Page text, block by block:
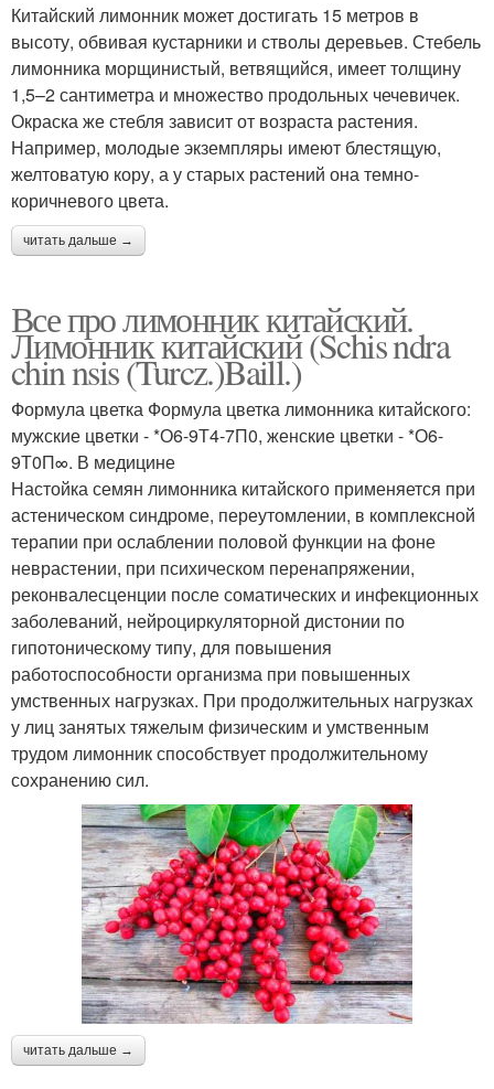
Китайский лимонник может достигать 15 метров в
высоту, обвивая кустарники и стволы деревьев. Стебель
лимонника морщинистый, ветвящийся, имеет толщину
1,5–2 сантиметра и множество продольных чечевичек.
Окраска же стебля зависит от возраста растения.
Например, молодые экземпляры имеют блестящую,
желтоватую кору, а у старых растений она темно-
коричневого цвета.
читать дальше →
Все про лимонник китайский.
Лимонник китайский (Schis ndra
chin nsis (Turcz.)Baill.)
Формула цветка Формула цветка лимонника китайского:
мужские цветки - *О6-9Т4-7П0, женские цветки - *О6-
9Т0П∞. В медицине
Настойка семян лимонника китайского применяется при
астеническом синдроме, переутомлении, в комплексной
терапии при ослаблении половой функции на фоне
неврастении, при психическом перенапряжении,
реконвалесценции после соматических и инфекционных
заболеваний, нейроциркуляторной дистонии по
гипотоническому типу, для повышения
работоспособности организма при повышенных
умственных нагрузках. При продолжительных нагрузках
у лиц занятых тяжелым физическим и умственным
трудом лимонник способствует продолжительному
сохранению сил.
читать дальше →